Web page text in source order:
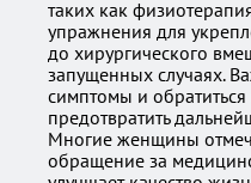
таких как
упражнения для
до хирургического
запущенных случаях.
симптомы и обратиться
предотвратить
Многие женщины
обращение за